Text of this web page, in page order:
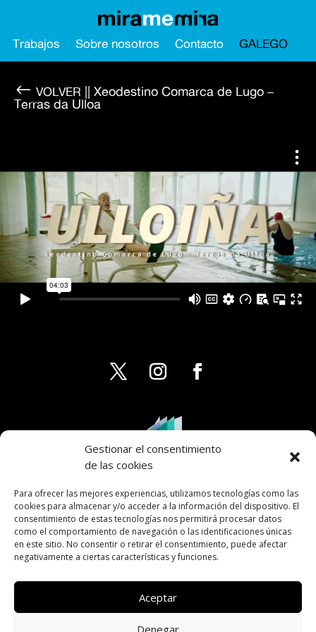
Gestionar el consentimiento
de las cookies
Para ofrecer las mejores experiencias, utilizamos tecnologías como las
cookies para almacenar y/o acceder a la información del dispositivo. El
consentimiento de estas tecnologías nos permitirá procesar datos
como el comportamiento de navegación o las identificaciones únicas
en este sitio. No consentir o retirar el consentimiento, puede afectar
negativamente a ciertas características y funciones.
Aceptar
Denegar
Trabajos Sobre nosotros Contacto GALEGO
#
|| Xeodestino Comarca de Lugo –
Terras da Ulloa
PRIVACIDAD